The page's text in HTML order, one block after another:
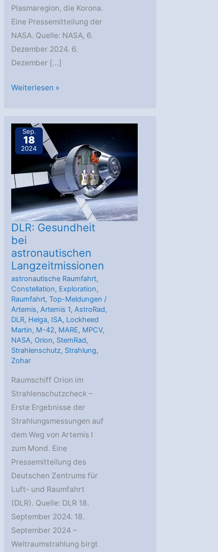
Plasmaregion, die Korona.
Eine Pressemitteilung der
NASA. Quelle: NASA, 6.
Dezember 2024. 6.
Dezember […]
NASAs
die
Form
von
Strukturen
in
einem
neu
entdeckten
Schwarzen
Loch
Weiterlesen »
Sep.
18
2024
DLR: Gesundheit
bei
astronautischen
Langzeitmissionen
astronautische Raumfahrt,
Constellation, Exploration,
Raumfahrt,Top-Meldungen /
Artemis,Artemis 1,AstroRad,
DLR, Helga, ISA, Lockheed
Martin, M-42, MARE, MPCV,
NASA, Orion, StemRad,
Strahlenschutz, Strahlung,
Zohar
Raumschiff Orion im
Strahlenschutzcheck –
Erste Ergebnisse der
Strahlungsmessungen auf
dem Weg von Artemis I
zum Mond. Eine
Pressemitteilung des
Deutschen Zentrums für
Luft- und Raumfahrt
(DLR). Quelle: DLR 18.
September 2024. 18.
September 2024 –
Weltraumstrahlung birgt